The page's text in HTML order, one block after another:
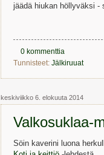
jäädä hiukan höllyväksi -
0 kommenttia
Tunnisteet: Jälkiruuat
keskiviikko 6. elokuuta 2014
Valkosuklaa-
Söin kaverini luona